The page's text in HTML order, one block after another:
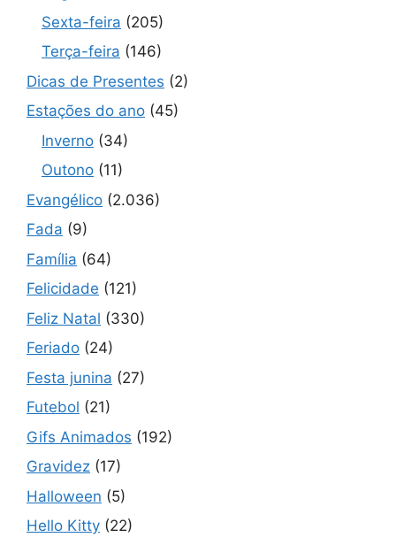
Sexta-feira (205)
Terça-feira (146)
Dicas de Presentes (2)
Estações do ano (45)
Inverno (34)
Outono (11)
Evangélico (2.036)
Fada (9)
Família (64)
Felicidade (121)
Feliz Natal (330)
Feriado (24)
Festa junina (27)
Futebol (21)
Gifs Animados (192)
Gravidez (17)
Halloween (5)
Hello Kitty (22)